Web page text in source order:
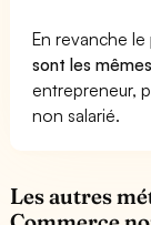
En revanche le
sont les mêmes
entrepreneur,
non salarié.
Les autres